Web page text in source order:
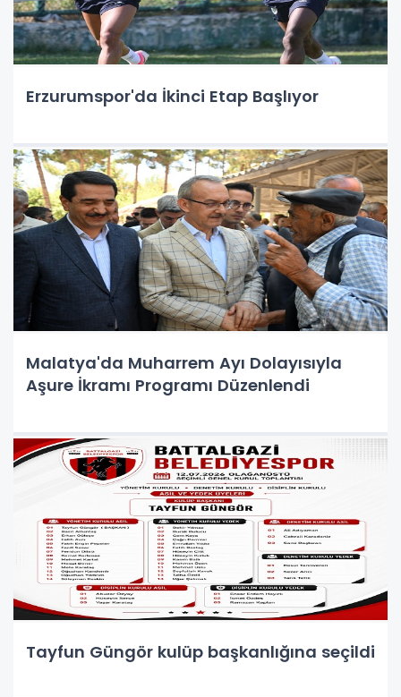
Erzurumspor'da İkinci Etap Başlıyor
Malatya'da Muharrem Ayı Dolayısıyla
Aşure İkramı Programı Düzenlendi
Tayfun Güngör kulüp başkanlığına seçildi